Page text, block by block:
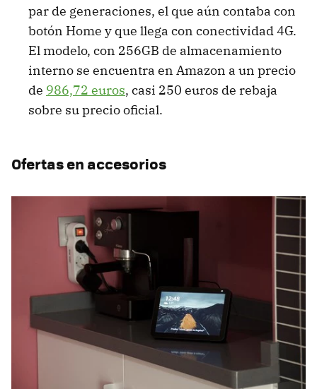
par de generaciones, el que aún contaba con
botón Home y que llega con conectividad 4G.
El modelo, con 256GB de almacenamiento
interno se encuentra en Amazon a un precio
de 986,72 euros, casi 250 euros de rebaja
sobre su precio oficial.
Ofertas en accesorios